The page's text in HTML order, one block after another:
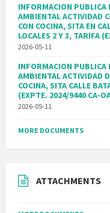
INFORMACION PUBLICA
AMBIENTAL ACTIVIDAD
CON COCINA, SITA EN
LOCALES 2 Y 3, TARIFA
2026-05-11
INFORMACION PUBLICA
AMBIENTAL ACTIVIDAD
COCINA, SITA CALLE
(EXPTE. 2024/9440 CA-
2026-05-11
MORE DOCUMENTS
ATTACHMENTS